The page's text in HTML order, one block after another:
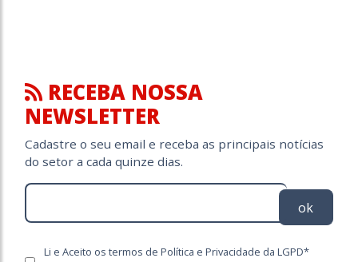
RECEBA NOSSA
NEWSLETTER
Cadastre o seu email e receba as principais notícias
do setor a cada quinze dias.
ok
Li e Aceito os termos de Política e Privacidade da LGPD*